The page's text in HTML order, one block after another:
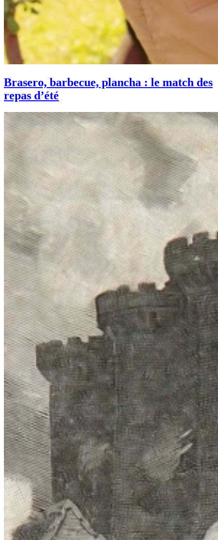
Brasero, barbecue, plancha : le match des
repas d’été